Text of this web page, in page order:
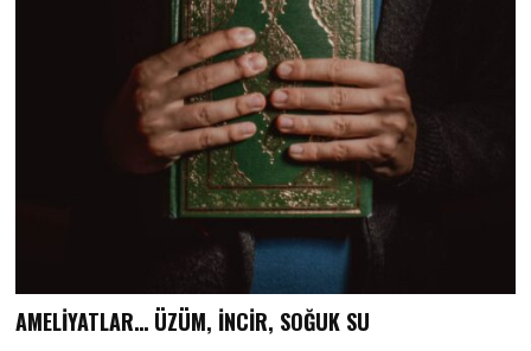
AMELİYATLAR… ÜZÜM, İNCİR, SOĞUK SU